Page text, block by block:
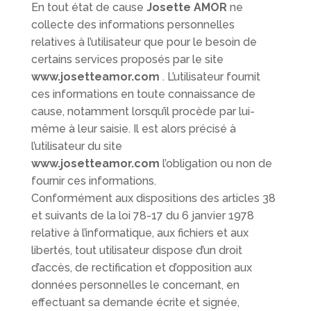
En tout état de cause Josette AMORne
collecte des informations personnelles
relatives à l’utilisateur que pour le besoin de
certains services proposés par le site
www.josetteamor.com . L’utilisateur fournit
ces informations en toute connaissance de
cause, notamment lorsqu’il procède par lui-
même à leur saisie. Il est alors précisé à
l’utilisateur du site
www.josetteamor.com l’obligation ou non de
fournir ces informations.
Conformément aux dispositions des articles 38
et suivants de la loi 78-17 du 6 janvier 1978
relative à l’informatique, aux fichiers et aux
libertés, tout utilisateur dispose d’un droit
d’accès, de rectification et d’opposition aux
données personnelles le concernant, en
effectuant sa demande écrite et signée,